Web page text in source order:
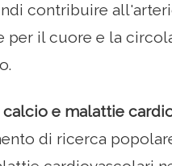
contribuire
il cuore e la
e malattie
di ricerca